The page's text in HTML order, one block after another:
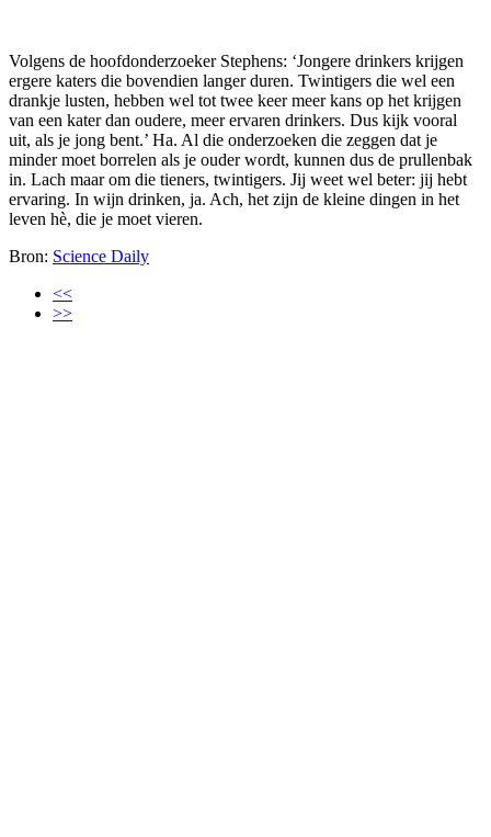
Volgens de hoofdonderzoeker Stephens: ‘Jongere drinkers krijgen
ergere katers die bovendien langer duren. Twintigers die wel een
drankje lusten, hebben wel tot twee keer meer kans op het krijgen
van een kater dan oudere, meer ervaren drinkers. Dus kijk vooral
uit, als je jong bent.’ Ha. Al die onderzoeken die zeggen dat je
minder moet borrelen als je ouder wordt, kunnen dus de prullenbak
in. Lach maar om die tieners, twintigers. Jij weet wel beter: jij hebt
ervaring. In wijn drinken, ja. Ach, het zijn de kleine dingen in het
leven hè, die je moet vieren.
Bron: Science Daily
<<
>>